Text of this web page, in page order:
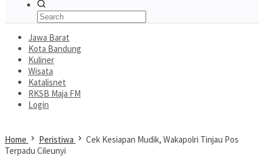
Jawa Barat
Kota Bandung
Kuliner
Wisata
Katalisnet
RKSB Maja FM
Login
Home Peristiwa
Cek Kesiapan Mudik, Wakapolri Tinjau Pos
Terpadu Cileunyi